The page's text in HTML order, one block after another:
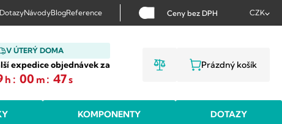
DotazyNávodyBlogReference Ceny bez DPH CZK
V ÚTERÝ DOMA
expedice objednávek za
h : 00 m : 46 s
NÁKUPNÍ
Prázdný košík
KOMPONENTY DOTAZY